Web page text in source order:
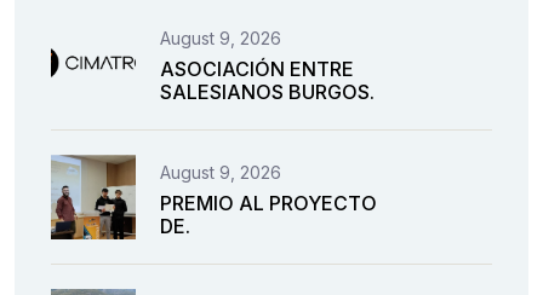
August 9, 2026
ASOCIACIÓN ENTRE
SALESIANOS BURGOS.
August 9, 2026
PREMIO AL PROYECTO
DE.